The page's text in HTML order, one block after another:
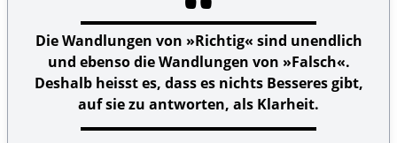
Die Wandlungen von »Richtig« sind unendlich
und ebenso die Wandlungen von »Falsch«.
Deshalb heisst es, dass es nichts Besseres gibt,
auf sie zu antworten, als Klarheit.